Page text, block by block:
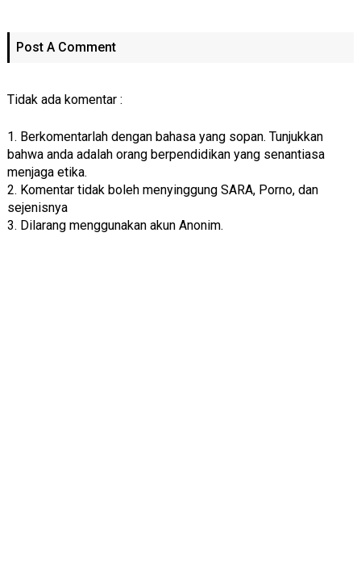
Post A Comment
Tidak ada komentar :
1. Berkomentarlah dengan bahasa yang sopan. Tunjukkan
bahwa anda adalah orang berpendidikan yang senantiasa
menjaga etika.
2. Komentar tidak boleh menyinggung SARA, Porno, dan
sejenisnya
3. Dilarang menggunakan akun Anonim.